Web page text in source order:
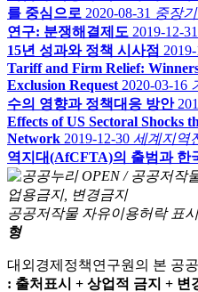
를 중심으로 2020-08-31 중장
연구: 분쟁해결제도 2019-12-31
15년 성과와 정책 시사점
Tariff and Firm Relief:
Exclusion Request 2020-03-16
수의 영향과 정책대응 방안
Effects of US Sectoral Shocks
Network 2019-12-30 세계지역
역지대(AfCFTA)의 출범과 한
공공저작물 자유이용허락 표
형
대외경제정책연구원의 본 공
: 출처표시 + 상업적 금지 + 변